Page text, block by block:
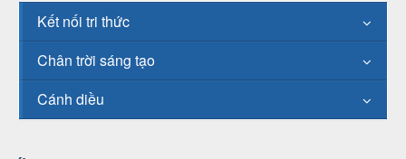
Kết nối tri thức
Chân trời sáng tạo
Cánh diều